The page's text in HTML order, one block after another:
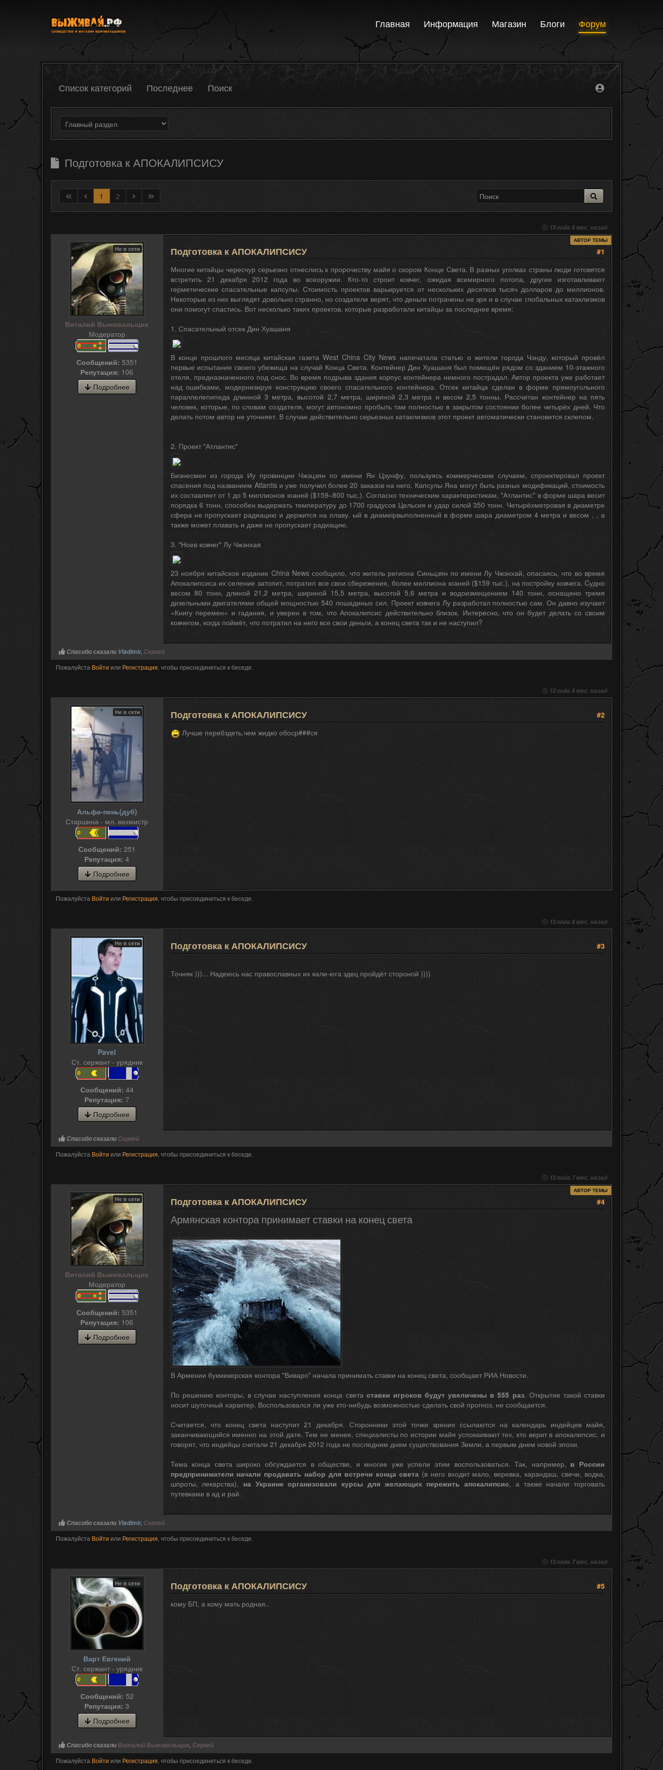
Главная Информация Магазин Блоги Форум
Список категорий Последнее Поиск
Подготовка к АПОКАЛИПСИСУ
1 2
13 года 8 мес. назад
Не в сети
Виталий Выживальщик
Модератор
Сообщений: 5351
Репутация: 106
Подробнее
АВТОР ТЕМЫ
Подготовка к АПОКАЛИПСИСУ
#1
Многие китайцы чересчур серьезно отнеслись к пророчеству майя о скором Конце Света. В разных уголках страны люди готовятся
встретить 21 декабря 2012 года во всеоружии. Кто-то строит ковчег, ожидая всемирного потопа, другие изготавливают
герметические спасательные капсулы. Стоимость проектов варьируется от нескольких десятков тысяч долларов до миллионов.
Некоторые из них выглядят довольно странно, но создатели верят, что деньги потрачены не зря и в случае глобальных катаклизмов
они помогут спастись. Вот несколько таких проектов, которые разработали китайцы за последнее время:
1. Спасательный отсек Дин Хуашаня
В конце прошлого месяца китайская газета West China City News напечатала статью о жители города Чэнду, который провёл
первые испытания своего убежища на случай Конца Света. Контейнер Дин Хуашаня был помещён рядом со зданием 10-этажного
отеля, предназначенного под снос. Во время подрыва здания корпус контейнера немного пострадал. Автор проекта уже работает
над ошибками, модернизируя конструкцию своего спасательного контейнера. Отсек китайца сделан в форме прямоугольного
параллелепипеда длинной 3 метра, высотой 2,7 метра, шириной 2,3 метра и весом 2,5 тонны. Рассчитан контейнер на пять
человек, которые, по словам создателя, могут автономно пробыть там полностью в закрытом состоянии более четырёх дней. Что
делать потом автор не уточняет. В случае действительно серьезных катаклизмов этот проект автоматически становится склепом.
2. Проект "Атлантис"
Бизнесмен из города Иу провинции Чжэцзян по имени Ян Цзунфу, пользуясь коммерческим случаем, спроектировал проект
спасения под названием Atlantis и уже получил более 20 заказов на него. Капсулы Яна могут быть разных модификаций, стоимость
их составляет от 1 до 5 миллионов юаней ($159–800 тыс.). Согласно техническим характеристикам, "Атлантис" в форме шара весит
порядка 6 тонн, способен выдержать температуру до 1700 градусов Цельсия и удар силой 350 тонн. Четырёхметровая в диаметре
сфера не пропускает радиацию и держится на плаву. ый в диамеірвыполненный в форме шара диаметром 4 метра и весом , , а
также может плавать и даже не пропускает радиацию.
3. "Ноев ковчег" Лу Чжэнхая
23 ноября китайское издание China News сообщило, что житель региона Синьцзян по имени Лу Чжэнхай, опасаясь, что во время
Апокалипсиса их селение затопит, потратил все свои сбережения, более миллиона юаней ($159 тыс.), на постройку ковчега. Cудно
весом 80 тонн, длиной 21,2 метра, шириной 15,5 метра, высотой 5,6 метра и водоизмещением 140 тонн, оснащено тремя
дизельными двигателями общей мощностью 540 лошадиных сил. Проект ковчега Лу разработал полностью сам. Он давно изучает
«Книгу перемен» и гадания, и уверен в том, что Апокалипсис действительно близок. Интересно, что он будет делать со своим
ковчегом, когда поймёт, что потратил на него все свои деньги, а конец света так и не наступил?
Спасибо сказали Vladimir, Сергей
Пожалуйста Войти или Регистрация, чтобы присоединиться к беседе.
13 года 8 мес. назад
Не в сети
Альфа-пень(дуб)
Старшина - мл. вахмистр
Сообщений: 251
Репутация: 4
Подробнее
Подготовка к АПОКАЛИПСИСУ
#2
Лучше перебздеть,чем жидко обоср###ся
Пожалуйста Войти или Регистрация, чтобы присоединиться к беседе.
13 года 8 мес. назад
Не в сети
Pavel
Ст. сержант - урядник
Сообщений: 44
Репутация: 7
Подробнее
Подготовка к АПОКАЛИПСИСУ #3
Точняк )))... Надеюсь нас православных их кали-юга здец пройдёт стороной ))))
Спасибо сказали Сергей
Пожалуйста Войти или Регистрация, чтобы присоединиться к беседе.
13 года 7 мес. назад
Не в сети
Виталий Выживальщик
Модератор
Сообщений: 5351
Репутация: 106
Подробнее
АВТОР ТЕМЫ
Подготовка к АПОКАЛИПСИСУ #4
Армянская контора принимает ставки на конец света
В Армении букмекерская контора "Виваро" начала принимать ставки на конец света, сообщает РИА Новости.
По решению конторы, в случае наступления конца света ставки игроков будут увеличены в 555 раз. Открытие такой ставки
носит шуточный характер. Воспользовался ли уже кто-нибудь возможностью сделать свой прогноз, не сообщается.
Считается, что конец света наступит 21 декабря. Сторонники этой точки зрения ссылаются на календарь индейцев майя,
заканчивающийся именно на этой дате. Тем не менее, специалисты по истории майя успокаивают тех, кто верит в апокалипсис, и
говорят, что индейцы считали 21 декабря 2012 года не последним днем существования Земли, а первым днем новой эпохи.
Тема конца света широко обсуждается в обществе, и многие уже успели этим воспользоваться. Так, например, в России
предприниматели начали продавать набор для встречи конца света(в него входит мало, веревка, карандаш, свечи, водка,
шпроты, лекарства), на Украине организовали курсы для желающих пережить апокалипсис, а также начали торговать
путевками в ад и рай.
Спасибо сказали Vladimir, Сергей
Пожалуйста Войти или Регистрация, чтобы присоединиться к беседе.
13 года 7 мес. назад
Не в сети
Варт Евгений
Ст. сержант - урядник
Сообщений: 52
Репутация: 3
Подробнее
Подготовка к АПОКАЛИПСИСУ
#5
кому БП, а кому мать родная..
Спасибо сказалиВиталий Выживальщик, Сергей
Пожалуйста Войти или Регистрация, чтобы присоединиться к беседе.